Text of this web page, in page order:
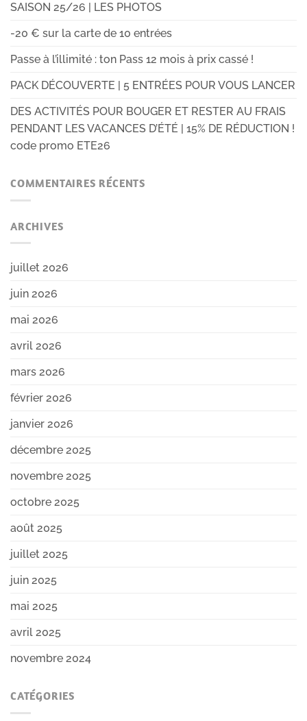
SAISON 25/26 | LES PHOTOS
-20 € sur la carte de 10 entrées
Passe à l’illimité : ton Pass 12 mois à prix cassé !
PACK DÉCOUVERTE | 5 ENTRÉES POUR VOUS LANCER
DES ACTIVITÉS POUR BOUGER ET RESTER AU FRAIS
PENDANT LES VACANCES D’ÉTÉ | 15% DE RÉDUCTION !
code promo ETE26
COMMENTAIRES RÉCENTS
ARCHIVES
juillet 2026
juin 2026
mai 2026
avril 2026
mars 2026
février 2026
janvier 2026
décembre 2025
novembre 2025
octobre 2025
août 2025
juillet 2025
juin 2025
mai 2025
avril 2025
novembre 2024
CATÉGORIES